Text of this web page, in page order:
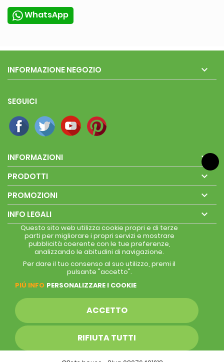
WhatsApp
INFORMAZIONE NEGOZIO 
SEGUICI
INFORMAZIONI 
PRODOTTI 
PROMOZIONI 
INFO LEGALI 
Questo sito web utilizza cookie propri e di terze
parti per migliorare i propri servizi e mostrare
pubblicità coerente con le tue preferenze,
analizzando le abitudini di navigazione.
Per dare il tuo consenso al suo utilizzo, premi il
pulsante "accetto".
PIÚ INFO PERSONALIZZARE I COOKIE
RIFIUTA TUTTI
ACCETTO